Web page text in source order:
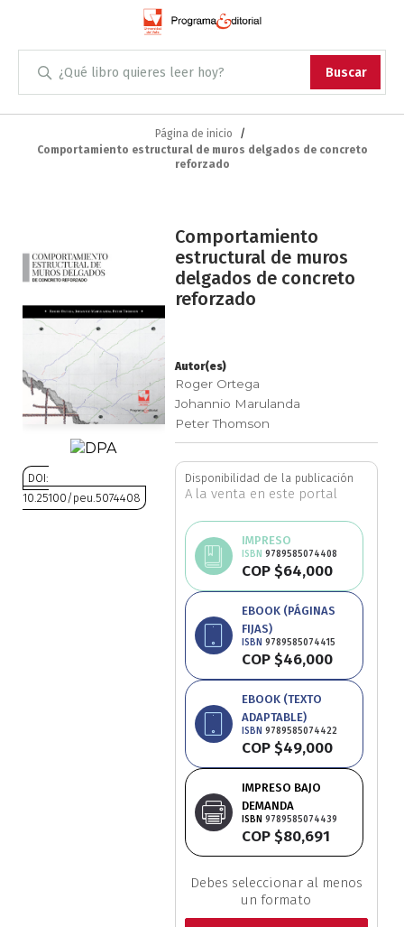
Buscar
Administración
Antropología
Arqueología
Arte
Biología
Ciencias
Ciencia política
Ciencias Sociales
Skip
Content
Página de inicio
Comportamiento estructural de muros delgados de concreto
reforzado
final
de
la
galería
imágenes
DOI:
10.25100/peu.5074408
Comportamiento
estructural de muros
delgados de concreto
reforzado
Autor(es)
Roger Ortega
Johannio Marulanda
Peter Thomson
Disponibilidad de la publicación
A la venta en este portal
IMPRESO BAJO
DEMANDA
ISBN9789585074439
COP $80,691
IMPRESO
ISBN9789585074408
COP $64,000
EBOOK (PÁGINAS
FIJAS)
ISBN9789585074415
COP $46,000
EBOOK (TEXTO
ADAPTABLE)
ISBN9789585074422
COP $49,000
Debes seleccionar al menos
un formato